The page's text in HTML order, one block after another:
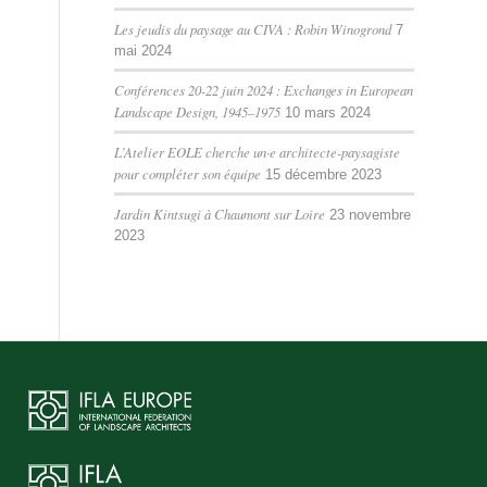
Les jeudis du paysage au CIVA : Robin Winogrond 7
mai 2024
Conférences 20-22 juin 2024 : Exchanges in European
Landscape Design, 1945–1975 10 mars 2024
L’Atelier EOLE cherche un·e architecte-paysagiste
pour compléter son équipe 15 décembre 2023
Jardin Kintsugi à Chaumont sur Loire 23 novembre
2023